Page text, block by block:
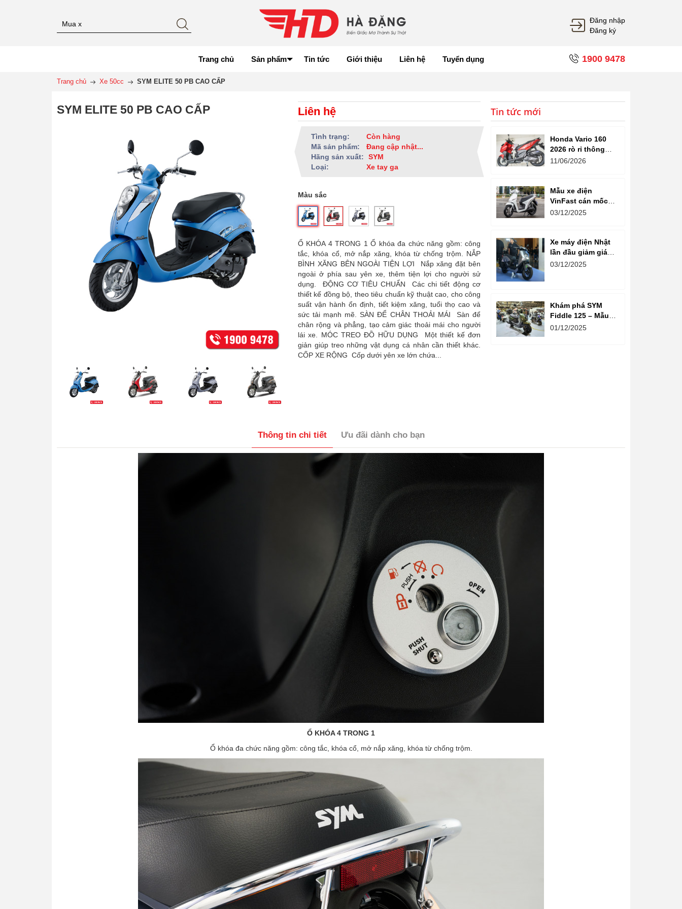
Đăng nhập
Đăng ký
Trang chủ Sản phẩm Tin tức Giới thiệu Liên hệ Tuyển dụng 1900 9478
Trang chủ Xe 50cc SYM ELITE 50 PB CAO CẤP
SYM ELITE 50 PB CAO CẤP Liên hệ
Tình trạng:
Còn hàng
Mã sản phẩm:
Đang cập nhật...
Hãng sản xuất:
SYM
Loại:
Xe tay ga
Màu sắc
Ổ KHÓA 4 TRONG 1 Ổ khóa đa chức năng gồm: công
tắc, khóa cổ, mở nắp xăng, khóa từ chống trộm. NẮP
BÌNH XĂNG BÊN NGOÀI TIỆN LỢI Nắp xăng đặt bên
ngoài ở phía sau yên xe, thêm tiện lợi cho người sử
dụng. ĐỘNG CƠ TIÊU CHUẨN Các chi tiết động cơ
thiết kế đồng bộ, theo tiêu chuẩn kỹ thuật cao, cho công
suất vận hành ổn định, tiết kiệm xăng, tuổi thọ cao và
sức tải mạnh mẽ. SÀN ĐỂ CHÂN THOẢI MÁI Sàn để
chân rộng và phẳng, tạo cảm giác thoải mái cho người
lái xe. MÓC TREO ĐỒ HỮU DỤNG Một thiết kế đơn
giản giúp treo những vật dụng cá nhân cần thiết khác.
CỐP XE RỘNG Cốp dưới yên xe lớn chứa...
Tin tức mới
Honda Vario 160
2026 rò rỉ thông
tin: Ngoại hình tinh
11/06/2026
Mẫu xe điện
VinFast cán mốc
gần 100.000 km,
dài vận hành
03/12/2025
Xe máy điện Nhật
lần đầu giảm giá
tại Việt Nam
03/12/2025
Khám phá SYM
Fiddle 125 – Mẫu
tay ga tân cổ điển
01/12/2025
Thông tin chi tiết Ưu đãi dành cho bạn
Ổ KHÓA 4 TRONG 1
Ổ khóa đa chức năng gồm: công tắc, khóa cổ, mở nắp xăng, khóa từ chống trộm.